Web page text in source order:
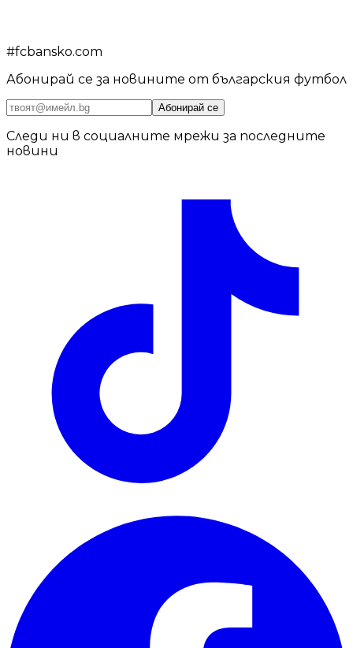
#fcbansko.com
Абонирай се за новините от българския футбол
Абонирай се
Следи ни в социалните мрежи за последните
новини